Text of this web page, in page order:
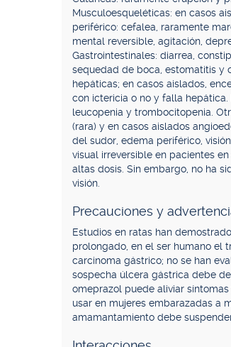
Musculoesqueléticas: en casos
periférico: cefalea, raramente
mental reversible, agitación,
Gastrointestinales: diarrea,
sequedad de boca, estomatitis y
hepáticas; en casos aislados,
con ictericia o no y falla hepática.
leucopenia y trombocitopenia.
(rara) y en casos aislados
del sudor, edema periférico,
visual irreversible en pacientes
altas dosis. Sin embargo, no ha
visión.
Precauciones y
Estudios en ratas han
prolongado, en el ser humano el
carcinoma gástrico; no se han
sospecha úlcera gástrica debe
omeprazol puede aliviar
usar en mujeres embarazadas a
amamantamiento debe